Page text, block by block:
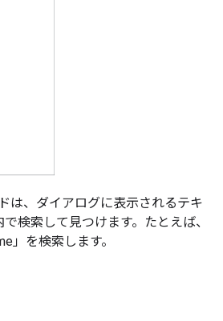
は、ダイアログに表示されるテキ
検索して見つけます。たとえば、
」を検索します。